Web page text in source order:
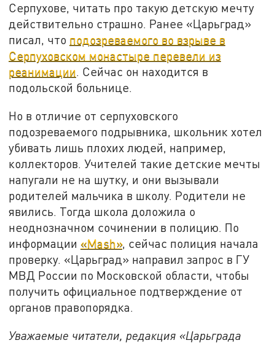
Серпухове, читать про такую детскую мечту
действительно страшно. Ранее «Царьград»
писал, что подозреваемого во взрыве в
Серпуховском монастыре перевели из
реанимации. Сейчас он находится в
подольской больнице.
Но в отличие от серпуховского
подозреваемого подрывника, школьник хотел
убивать лишь плохих людей, например,
коллекторов. Учителей такие детские мечты
напугали не на шутку, и они вызывали
родителей мальчика в школу. Родители не
явились. Тогда школа доложила о
неоднозначном сочинении в полицию. По
информации «Mash», сейчас полиция начала
проверку. «Царьград» направил запрос в ГУ
МВД России по Московской области, чтобы
получить официальное подтверждение от
органов правопорядка.
Уважаемые читатели, редакция «Царьграда